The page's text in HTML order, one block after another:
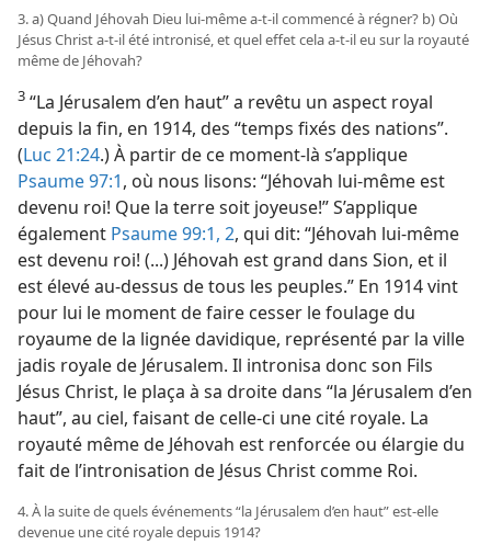
3. a) Quand Jéhovah Dieu lui-​même a-​t-​il commencé à régner? b) Où
Jésus Christ a-​t-​il été intronisé, et quel effet cela a-​t-​il eu sur la royauté
même de Jéhovah?
3 “La Jérusalem d’en haut” a revêtu un aspect royal
depuis la fin, en 1914, des “temps fixés des nations”.
(Luc 21:24.) À partir de ce moment-​là s’applique
Psaume 97:1, où nous lisons: “Jéhovah lui-​même est
devenu roi! Que la terre soit joyeuse!” S’applique
également Psaume 99:1, 2, qui dit: “Jéhovah lui-​même
est devenu roi! (...) Jéhovah est grand dans Sion, et il
est élevé au-dessus de tous les peuples.” En 1914 vint
pour lui le moment de faire cesser le foulage du
royaume de la lignée davidique, représenté par la ville
jadis royale de Jérusalem. Il intronisa donc son Fils
Jésus Christ, le plaça à sa droite dans “la Jérusalem d’en
haut”, au ciel, faisant de celle-ci une cité royale. La
royauté même de Jéhovah est renforcée ou élargie du
fait de l’intronisation de Jésus Christ comme Roi.
4. À la suite de quels événements “la Jérusalem d’en haut” est-​elle
devenue une cité royale depuis 1914?